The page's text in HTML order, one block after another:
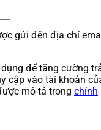
gửi đến địa chỉ
để tăng cường
cập vào tài khoản
mô tả trong chính